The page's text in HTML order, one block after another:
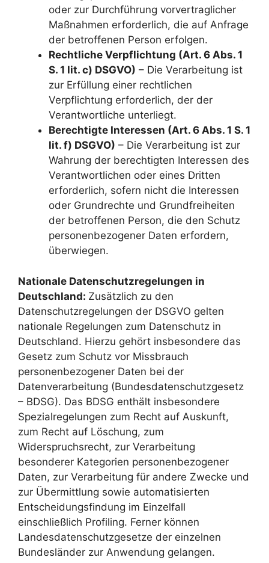
oder zur Durchführung vorvertraglicher
Maßnahmen erforderlich, die auf Anfrage
der betroffenen Person erfolgen.
Rechtliche Verpflichtung (Art. 6 Abs. 1
S. 1 lit. c) DSGVO) – Die Verarbeitung ist
zur Erfüllung einer rechtlichen
Verpflichtung erforderlich, der der
Verantwortliche unterliegt.
Berechtigte Interessen (Art. 6 Abs. 1 S. 1
lit. f) DSGVO) – Die Verarbeitung ist zur
Wahrung der berechtigten Interessen des
Verantwortlichen oder eines Dritten
erforderlich, sofern nicht die Interessen
oder Grundrechte und Grundfreiheiten
der betroffenen Person, die den Schutz
personenbezogener Daten erfordern,
überwiegen.
Nationale Datenschutzregelungen in
Deutschland: Zusätzlich zu den
Datenschutzregelungen der DSGVO gelten
nationale Regelungen zum Datenschutz in
Deutschland. Hierzu gehört insbesondere das
Gesetz zum Schutz vor Missbrauch
personenbezogener Daten bei der
Datenverarbeitung (Bundesdatenschutzgesetz
– BDSG). Das BDSG enthält insbesondere
Spezialregelungen zum Recht auf Auskunft,
zum Recht auf Löschung, zum
Widerspruchsrecht, zur Verarbeitung
besonderer Kategorien personenbezogener
Daten, zur Verarbeitung für andere Zwecke und
zur Übermittlung sowie automatisierten
Entscheidungsfindung im Einzelfall
einschließlich Profiling. Ferner können
Landesdatenschutzgesetze der einzelnen
Bundesländer zur Anwendung gelangen.